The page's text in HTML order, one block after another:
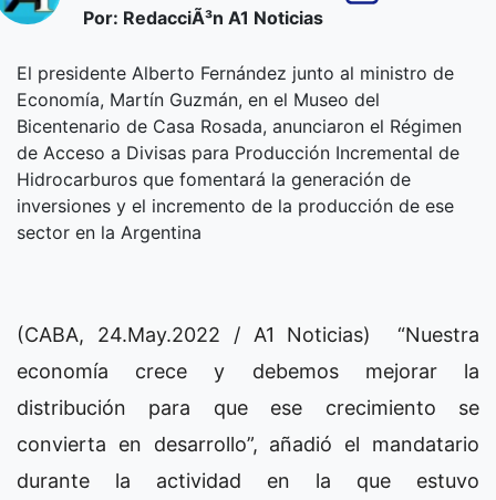
Por: RedacciÃ³n A1 Noticias
El presidente Alberto Fernández junto al ministro de
Economía, Martín Guzmán, en el Museo del
Bicentenario de Casa Rosada, anunciaron el Régimen
de Acceso a Divisas para Producción Incremental de
Hidrocarburos que fomentará la generación de
inversiones y el incremento de la producción de ese
sector en la Argentina
(CABA, 24.May.2022 / A1 Noticias) “Nuestra
economía crece y debemos mejorar la
distribución para que ese crecimiento se
convierta en desarrollo”, añadió el mandatario
durante la actividad en la que estuvo